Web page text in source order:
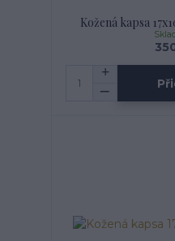
Kožená kapsa